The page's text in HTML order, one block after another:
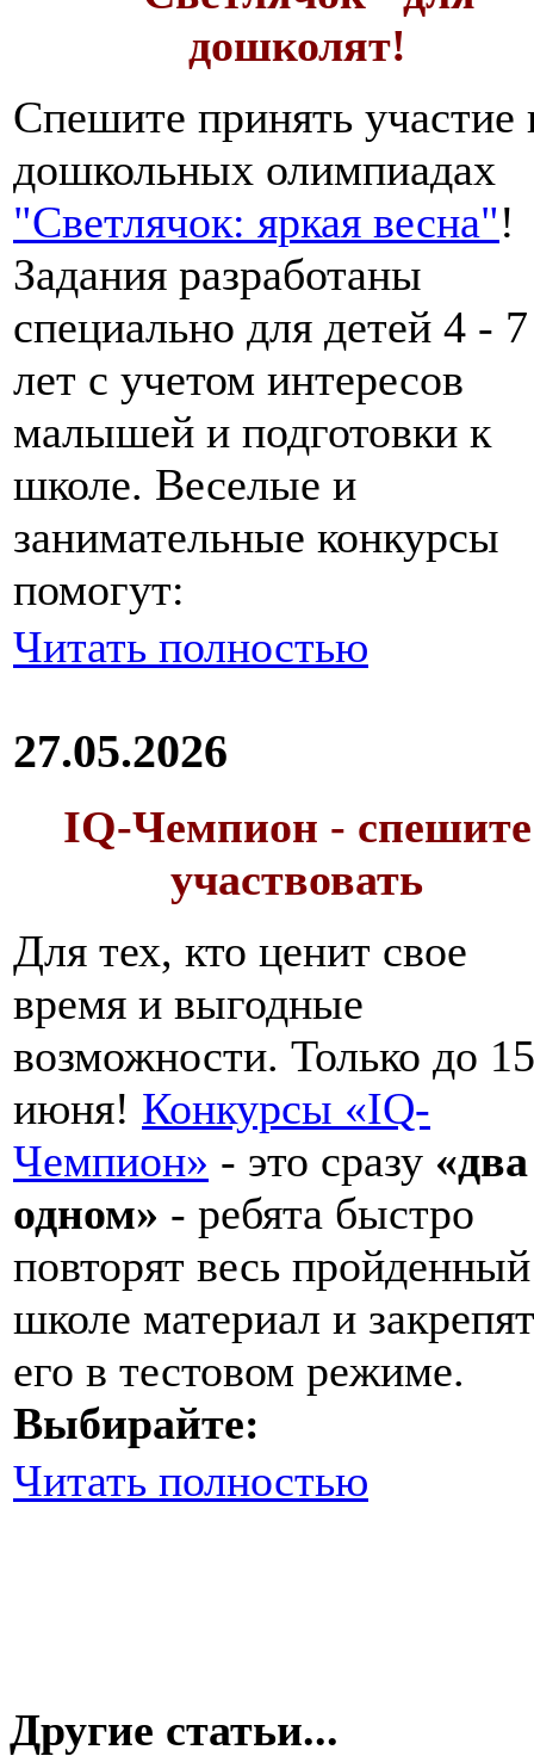
дошколят!
Спешите принять участие
дошкольных олимпиадах
"Светлячок: яркая весна"!
Задания разработаны
специально для детей 4 - 7
лет с учетом интересов
малышей и подготовки к
школе. Веселые и
занимательные конкурсы
помогут:
Читать полностью
27.05.2026
IQ-Чемпион - спешите
участвовать
Для тех, кто ценит свое
время и выгодные
возможности. Только до 15
июня! Конкурсы «IQ-
Чемпион» - это сразу
одном» - ребята быстро
повторят весь
школе материал и закрепят
его в тестовом режиме.
Выбирайте:
Читать полностью
Другие статьи...